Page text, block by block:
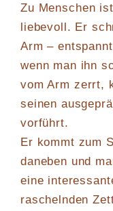
Zu Menschen
liebevoll. Er
Arm –
wenn man ihn
vom Arm zerrt,
seinen
vorführt.
Er kommt zum
daneben und
eine
raschelnden